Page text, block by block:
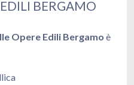
BERGAMO
Opere Edili Bergamo è